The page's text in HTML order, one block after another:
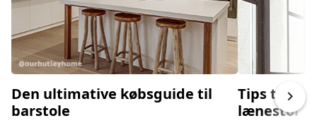
Den ultimative købsguide til
barstole
Tips til at
lænestol
keyboard_arrow_right